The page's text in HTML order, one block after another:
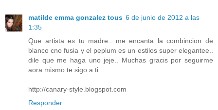
matilde emma gonzalez tous 6 de junio de 2012 a las
1:35
Que artista es tu madre.. me encanta la combincion de
blanco cno fusia y el peplum es un estilos super elegantee..
dile que me haga uno jeje.. Muchas gracis por seguirme
aora mismo te sigo a ti ..
http://canary-style.blogspot.com
Responder